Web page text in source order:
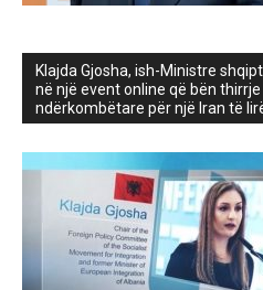
Klajda Gjosha, ish-Ministre
në një event online që bën
ndërkombëtare për një Iran të